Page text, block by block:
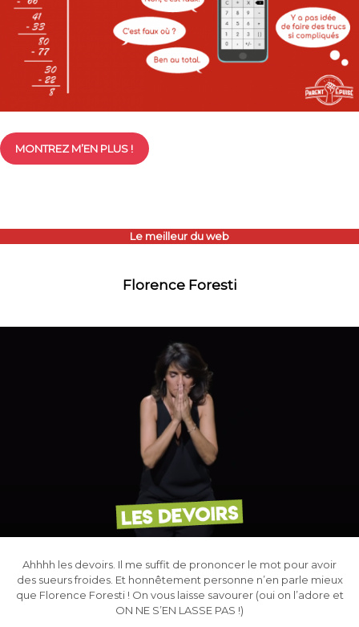
MONTREZ M’EN PLUS !
Le meilleur du web
Florence Foresti
Ahhhh les devoirs. Il me suffit de prononcer le mot pour avoir
des sueurs froides. Et honnêtement personne n’en parle mieux
que Florence Foresti ! On vous laisse savourer (oui on l’adore et
ON NE S’EN LASSE PAS !)